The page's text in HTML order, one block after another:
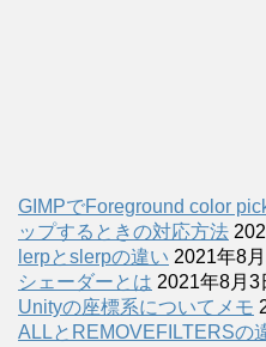
GIMPでForeground color
ップするときの対応方法
lerpとslerpの違い 2021年8
シェーダーとは 2021年8月3
Unityの座標系についてメモ
ALLとREMOVEFILTERSの